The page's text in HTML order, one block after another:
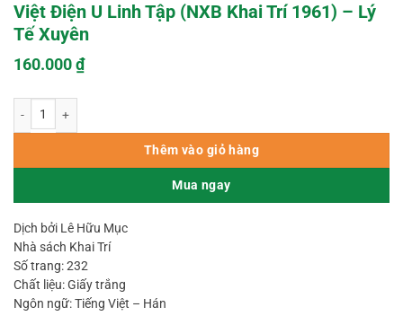
Việt Điện U Linh Tập (NXB Khai Trí 1961) – Lý
Tế Xuyên
160.000₫
Thêm vào giỏ hàng
Mua ngay
Dịch bởi Lê Hữu Mục
Nhà sách Khai Trí
Số trang: 232
Chất liệu: Giấy trắng
Ngôn ngữ: Tiếng Việt – Hán